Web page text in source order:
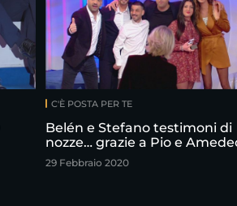
C'È POSTA PER TE
Belén e Stefano testimoni di
nozze… grazie a Pio e
29 Febbraio 2020